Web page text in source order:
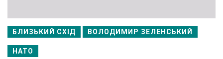
БЛИЗЬКИЙ СХІД ВОЛОДИМИР ЗЕЛЕНСЬКИЙ
НАТО